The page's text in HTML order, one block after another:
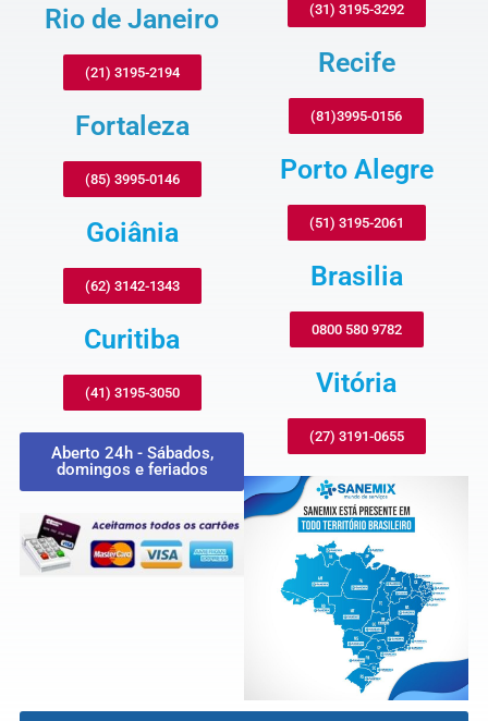
Rio de Janeiro
(21) 3195-2194
Fortaleza
(85) 3995-0146
Goiânia
(62) 3142-1343
Curitiba
(41) 3195-3050
Aberto 24h - Sábados,
domingos e feriados
(31) 3195-3292
Recife
(81)3995-0156
Porto Alegre
(51) 3195-2061
Brasilia
0800 580 9782
Vitória
(27) 3191-0655